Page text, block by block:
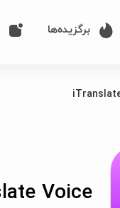
برگزیده‌ها
Voice